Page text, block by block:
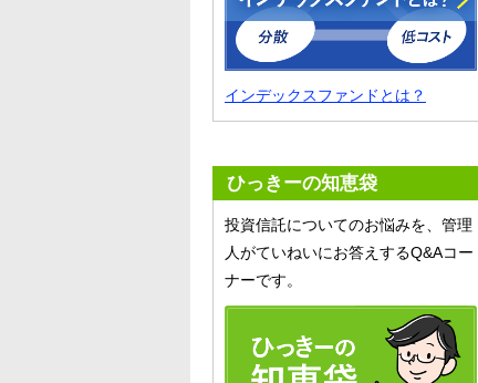
インデックスファンドとは？
ひっきーの知恵袋
投資信託についてのお悩みを、管理
人がていねいにお答えするQ&Aコー
ナーです。